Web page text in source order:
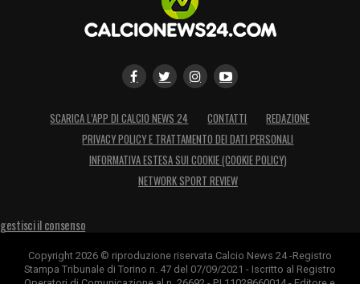
SCARICA L’APP DI CALCIO NEWS 24 CONTATTI
REDAZIONE
PRIVACY POLICY E TRATTAMENTO DEI DATI PERSONALI
INFORMATIVA ESTESA SUI COOKIE (COOKIE POLICY)
NETWORK SPORT REVIEW
gestisci il consenso
Copyright 2026 © riproduzione riservata Calcio News 24 -Registro
Stampa Tribunale di Torino n. 47 del 07/09/2021 - Iscritto al Registro